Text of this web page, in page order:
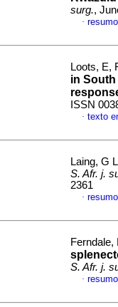
surg.,
·
Loots, E,
in
ISSN
· texto
Laing, G
S. Afr. j.
2361
·
Ferndale,
S. Afr. j.
·